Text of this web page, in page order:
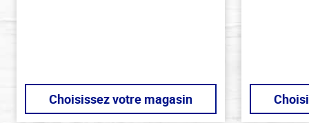
Choisissez votre magasin